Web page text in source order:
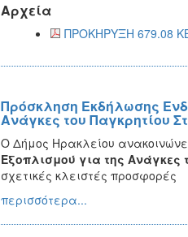
Αρχεία
ΠΡΟΚΗΡΥΞΗ 679.08
Πρόσκληση Εκδήλωσης
Ανάγκες του Παγκρητίου
Ο Δήμος Ηρακλείου
Εξοπλισμού για της Ανάγκες
σχετικές κλειστές προσφορές
περισσότερα...